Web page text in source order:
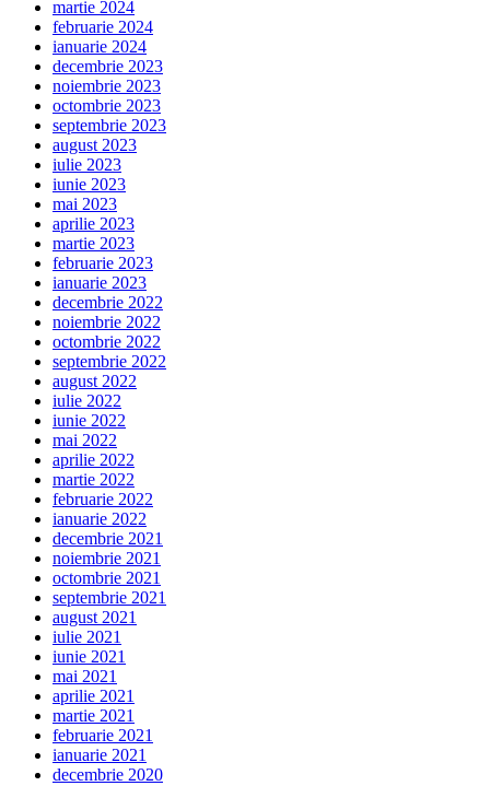
martie 2024
februarie 2024
ianuarie 2024
decembrie 2023
noiembrie 2023
octombrie 2023
septembrie 2023
august 2023
iulie 2023
iunie 2023
mai 2023
aprilie 2023
martie 2023
februarie 2023
ianuarie 2023
decembrie 2022
noiembrie 2022
octombrie 2022
septembrie 2022
august 2022
iulie 2022
iunie 2022
mai 2022
aprilie 2022
martie 2022
februarie 2022
ianuarie 2022
decembrie 2021
noiembrie 2021
octombrie 2021
septembrie 2021
august 2021
iulie 2021
iunie 2021
mai 2021
aprilie 2021
martie 2021
februarie 2021
ianuarie 2021
decembrie 2020